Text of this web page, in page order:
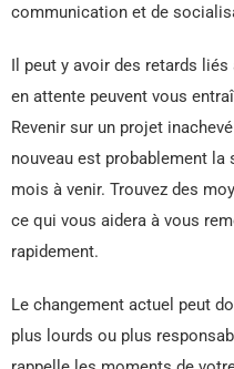
communication et de
Il peut y avoir des retards
en attente peuvent vous
Revenir sur un projet
nouveau est probablement
mois à venir. Trouvez des
ce qui vous aidera à vous
rapidement.
Le changement actuel peut
plus lourds ou plus